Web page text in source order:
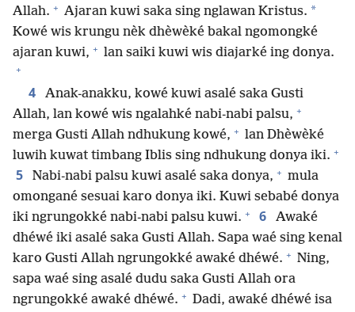
Allah. + Ajaran kuwi saka sing nglawan Kristus. *
Kowé wis krungu nèk dhèwèké bakal ngomongké
ajaran kuwi, + lan saiki kuwi wis diajarké ing donya.
+
4
Anak-anakku, kowé kuwi asalé saka Gusti
Allah, lan kowé wis ngalahké nabi-nabi palsu, +
merga Gusti Allah ndhukung kowé, + lan Dhèwèké
luwih kuwat timbang Iblis sing ndhukung donya iki. +
5 Nabi-nabi palsu kuwi asalé saka donya, + mula
omongané sesuai karo donya iki. Kuwi sebabé donya
iki ngrungokké nabi-nabi palsu kuwi. + 6
Awaké
dhéwé iki asalé saka Gusti Allah. Sapa waé sing kenal
karo Gusti Allah ngrungokké awaké dhéwé. + Ning,
sapa waé sing asalé dudu saka Gusti Allah ora
ngrungokké awaké dhéwé. + Dadi, awaké dhéwé isa